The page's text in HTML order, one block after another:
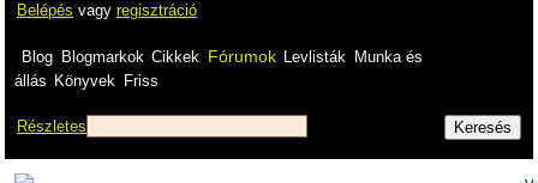
Belépés vagy regisztráció
Blog Blogmarkok Cikkek Fórumok Levlisták
Munka és
állás Könyvek Friss
Részletes